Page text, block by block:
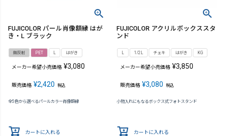
FUJICOLOR パール肖像額縁 はが
き・L ブラック
無反射 PET L はがき
メーカー希望小売価格 ¥3,080
販売価格 ¥2,420 税込
全5色から選べるパールカラー肖像額縁
カートに入れる
FUJICOLOR アクリルボックススタ
ンド
L 1/2L チェキ はがき KG
メーカー希望小売価格 ¥3,850
販売価格 ¥3,080 税込
小物入れにもなるボックス式フォトスタンド
カートに入れる